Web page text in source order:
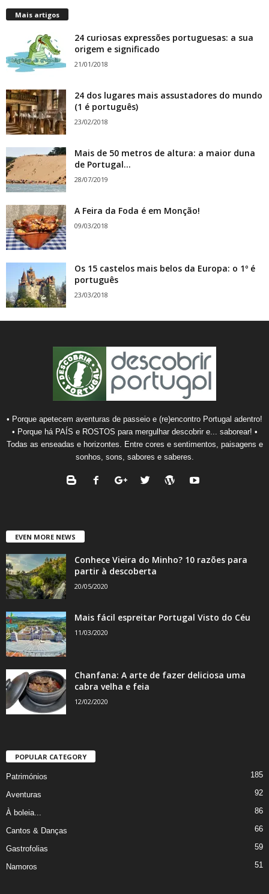
Mais artigos
24 curiosas expressões portuguesas: a sua
origem e significado
21/01/2018
24 dos lugares mais assustadores do mundo
(1 é português)
23/02/2018
Mais de 50 metros de altura: a maior duna
de Portugal...
28/07/2019
A Feira da Foda é em Monção!
09/03/2018
Os 15 castelos mais belos da Europa: o 1º é
português
23/03/2018
• Porque apetecem aventuras de passeio e (re)encontro Portugal adentro!
• Porque há PAÍS e ROSTOS para mergulhar descobrir e... saborear! •
Todas as enseadas e horizontes. Entre cores e sentimentos, paisagens e
sonhos, sons, sabores e saberes.
EVEN MORE NEWS
Conhece Vieira do Minho? 10 razões para
partir à descoberta
20/05/2020
Mais fácil espreitar Portugal Visto do Céu
11/03/2020
Chanfana: A arte de fazer deliciosa uma
cabra velha e feia
12/02/2020
POPULAR CATEGORY
Patrimónios 185
Aventuras 92
À boleia... 86
Cantos & Danças 66
Gastrofolias 59
Namoros 51